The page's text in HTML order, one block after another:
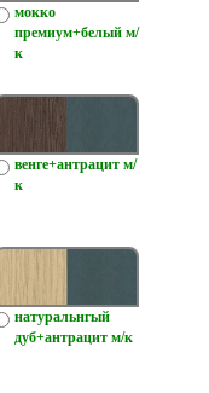
мокко
премиум+белый м/
к
венге+антрацит м/
к
натуральнгый
дуб+антрацит м/к